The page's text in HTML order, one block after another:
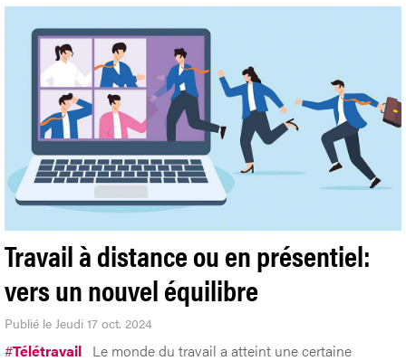
Travail à distance ou en présentiel:
vers un nouvel équilibre
Publié le Jeudi 17 oct. 2024
#Télétravail Le monde du travail a atteint une certaine